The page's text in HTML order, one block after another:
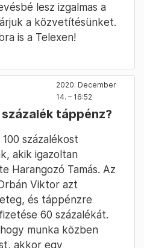
lesz izgalmas a
a közvetítésünket.
is a Telexen!
2020. December
14. – 16:52
táppénz?
százalékost
akik igazoltan
Harangozó Tamás. Az
Viktor azt
és táppénzre
60 százalékát.
munka közben
akkor egy